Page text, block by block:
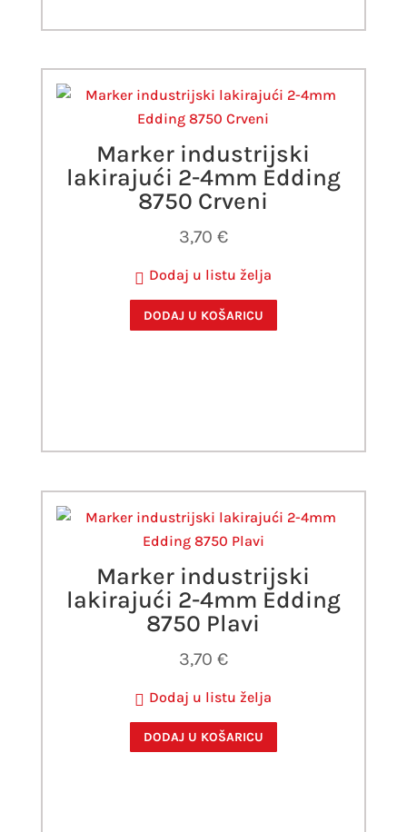
Marker industrijski
lakirajući 2-4mm Edding
8750 Crveni
3,70 €
Dodaj u listu želja
DODAJ U KOŠARICU
Marker industrijski
lakirajući 2-4mm Edding
8750 Plavi
3,70 €
Dodaj u listu želja
DODAJ U KOŠARICU